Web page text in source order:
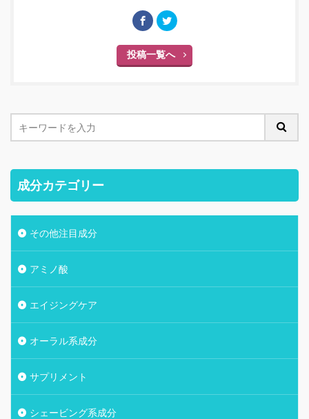
投稿一覧へ
成分カテゴリー
その他注目成分
アミノ酸
エイジングケア
オーラル系成分
サプリメント
シェービング系成分